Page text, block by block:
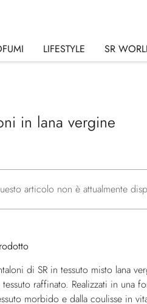
LIFESTYLE SR
in lana vergine
articolo non è attualmente
di SR in tessuto misto lana
tessuto raffinato. Realizzati in una
morbido e dalla coulisse in